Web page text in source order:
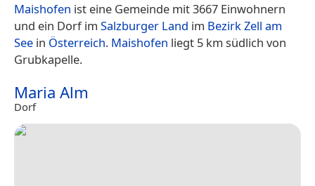
Maishofen ist eine Gemeinde mit 3667 Einwohnern
und ein Dorf im Salzburger Land im Bezirk Zell am
See in Österreich. Maishofen liegt 5 km südlich von
Grubkapelle.
Maria Alm
Dorf